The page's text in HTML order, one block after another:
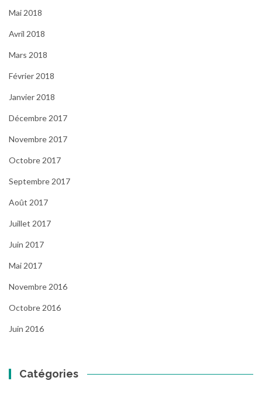
Mai 2018
Avril 2018
Mars 2018
Février 2018
Janvier 2018
Décembre 2017
Novembre 2017
Octobre 2017
Septembre 2017
Août 2017
Juillet 2017
Juin 2017
Mai 2017
Novembre 2016
Octobre 2016
Juin 2016
Catégories